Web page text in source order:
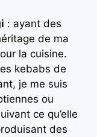
: ayant des
de ma
la cuisine.
kebabs de
je me suis
ou
ce qu’elle
des